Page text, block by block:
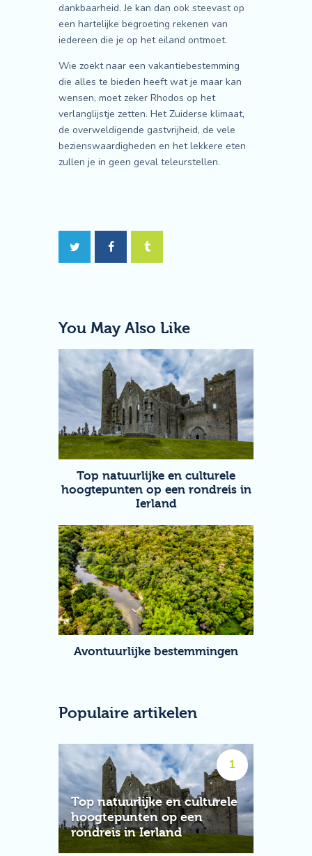
dankbaarheid. Je kan dan ook steevast op
een hartelijke begroeting rekenen van
iedereen die je op het eiland ontmoet.
Wie zoekt naar een vakantiebestemming
die alles te bieden heeft wat je maar kan
wensen, moet zeker Rhodos op het
verlanglijstje zetten. Het Zuiderse klimaat,
de overweldigende gastvrijheid, de vele
bezienswaardigheden en het lekkere eten
zullen je in geen geval teleurstellen.
You May Also Like
Top natuurlijke en culturele
hoogtepunten op een rondreis in
Ierland
Avontuurlijke bestemmingen
Populaire artikelen
Top natuurlijke en culturele
hoogtepunten op een
rondreis in Ierland